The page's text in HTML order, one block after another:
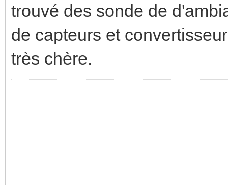
trouvé des sonde de
de capteurs et
très chère.